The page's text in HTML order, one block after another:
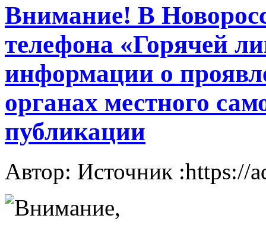
Внимание! В
телефона «Горячей
информации о
органах местного
публикации
Автор: Источник :https://